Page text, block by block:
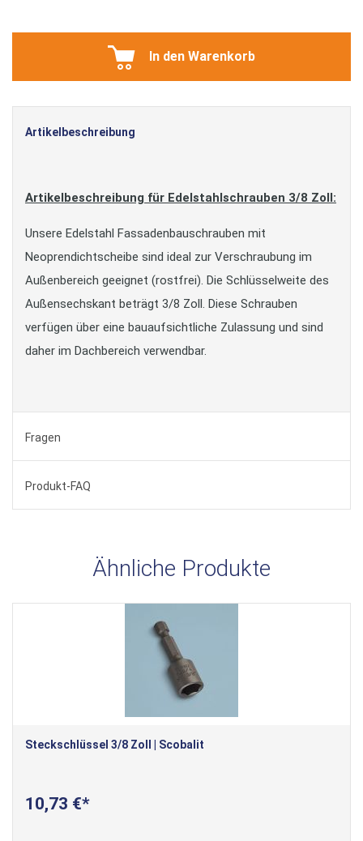
In den Warenkorb
Artikelbeschreibung
Artikelbeschreibung für Edelstahlschrauben 3/8 Zoll:
Unsere Edelstahl Fassadenbauschrauben mit
Neoprendichtscheibe sind ideal zur Verschraubung im
Außenbereich geeignet (rostfrei). Die Schlüsselweite des
Außensechskant beträgt 3/8 Zoll. Diese Schrauben
verfügen über eine bauaufsichtliche Zulassung und sind
daher im Dachbereich verwendbar.
Fragen
Produkt-FAQ
Ähnliche Produkte
Steckschlüssel 3/8 Zoll | Scobalit
10,73 €